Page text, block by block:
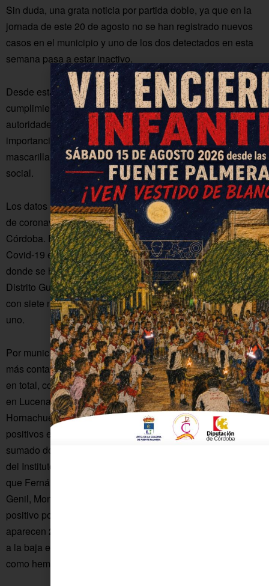
Sin duda, una grata noticia por partida doble, ya que en la
jornada de este 20 de agosto no se han registrado nuevos
casos en el municipio y uno de los dos detectados en esta
semana pasa a estar inactivo.
Desde estas líneas nos sumamos al llamamiento general de
cumplimiento de las medidas establecidas por las
autoridades gubernamentales y sanitarias. Resaltamos la
importancia de extremar la precaución, haciendo uso de la
mascarilla, higiene de manos y manteniendo la distancia
social.
Los datos a nivel regional contabilizan hoy 586 casos más
de coronavirus, de los que 75 pertenecen a la provincia de
Córdoba. Por distritos, el segundo más afectado por el
Covid-19 en las últimas 24 horas es el Área Sanitaria Sur,
donde se han comunicado 31 casos más, seguido del
Distrito Guadalquivir -al que pertenece Fuente Palmera-,
con siete nuevos positivos, y el Área Sanitaria Norte, con
uno.
Por municipios, Montalbán sigue siendo el pueblo en el que
más contagios se han notificado en las últimas 24 horas, 9
en total, con lo que el total asciende ya a 91. Por su parte,
en Lucena se han notificado seis, alcanzando los 86; en
Hornachuelos cinco, y en Aguilar, La Rambla y Montilla tres
positivos en cada uno. Entretanto, Baena y Valenzuela han
sumado dos casos más. Los datos facilitados por el portal
del Instituto de Estadística de Andalucía reflejan también
que Fernán Núñez, Montemayor, Carcabuey, Priego, Puente
Genil, Montoro y Belalcázar han registrado un nuevo
positivo por coronavirus en las últimas 24 horas, mientras
aparecen 2 casos en municipios sin especificar y se corrige
a la baja el dato facilitado ayer relativo a Fuente Palmera, tal
como hemos señalado al principio.